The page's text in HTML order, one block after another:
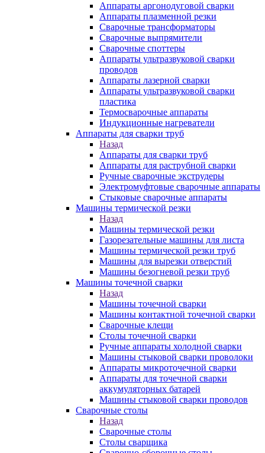
Аппараты аргонодуговой сварки
Аппараты плазменной резки
Сварочные трансформаторы
Сварочные выпрямители
Сварочные споттеры
Аппараты ультразвуковой сварки
проводов
Аппараты лазерной сварки
Аппараты ультразвуковой сварки
пластика
Термосварочные аппараты
Индукционные нагреватели
Аппараты для сварки труб
Назад
Аппараты для сварки труб
Аппараты для раструбной сварки
Ручные сварочные экструдеры
Электромуфтовые сварочные аппараты
Стыковые сварочные аппараты
Машины термической резки
Назад
Машины термической резки
Газорезательные машины для листа
Машины термической резки труб
Машины для вырезки отверстий
Машины безогневой резки труб
Машины точечной сварки
Назад
Машины точечной сварки
Машины контактной точечной сварки
Сварочные клещи
Столы точечной сварки
Ручные аппараты холодной сварки
Машины стыковой сварки проволоки
Аппараты микроточечной сварки
Аппараты для точечной сварки
аккумуляторных батарей
Машины стыковой сварки проводов
Сварочные столы
Назад
Сварочные столы
Столы сварщика